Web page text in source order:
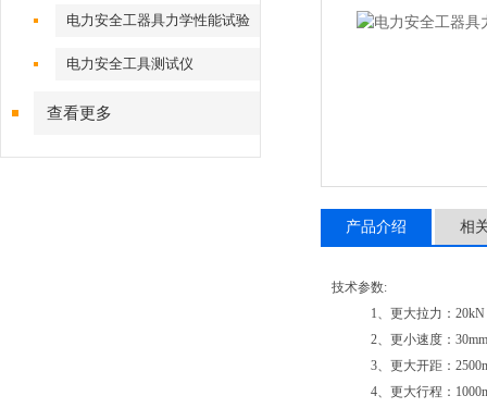
电力安全工器具力学性能试验
电力安全工具测试仪
查看更多
产品介绍 相
技术参数:
1、更大拉力：20kN
2、更小速度：30mm
3、更大开距：
4、更大行程：